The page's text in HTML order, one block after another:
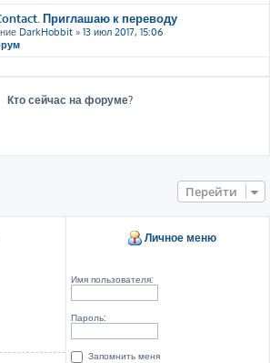
Приглашаю к переводу
DarkHobbit » 13 июл 2017, 15:06
Кто сейчас на форуме?
Перейти
Личное меню
Имя пользователя:
Пароль:
Запомнить меня